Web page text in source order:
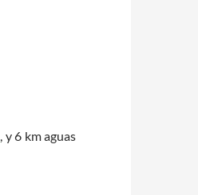
, y 6 km aguas